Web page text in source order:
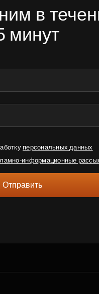
в
минут
персональных данных
информационные
Отправить